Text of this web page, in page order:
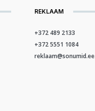
REKLAAM
+372 489 2133
+372 5551 1084
reklaam@sonumid.ee